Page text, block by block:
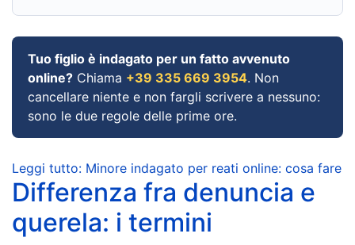
Tuo figlio è indagato per un fatto avvenuto
online? Chiama +39 335 669 3954. Non
cancellare niente e non fargli scrivere a nessuno:
sono le due regole delle prime ore.
Leggi tutto: Minore indagato per reati online: cosa fare
Differenza fra denuncia e
querela: i termini